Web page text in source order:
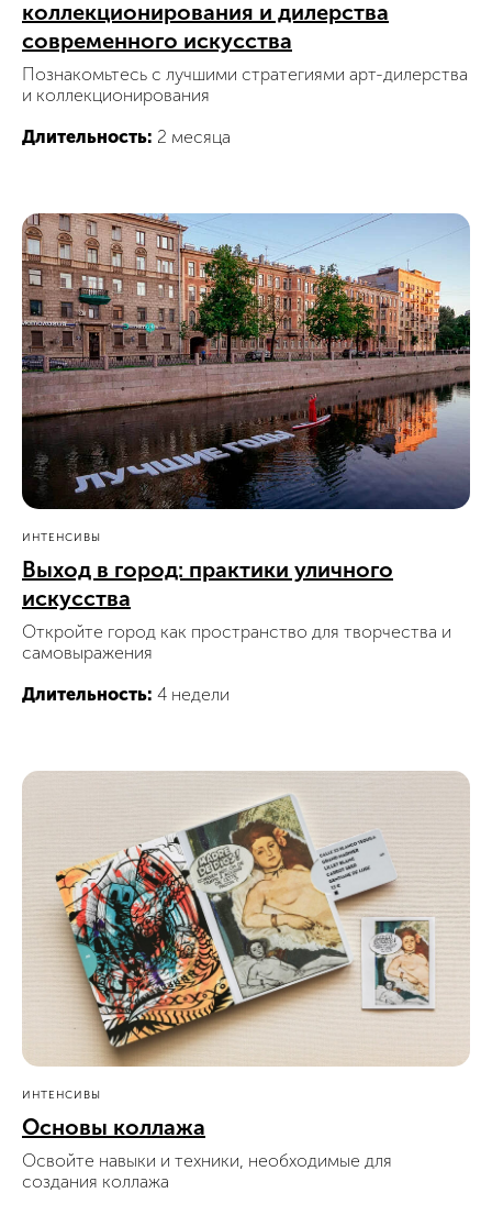
коллекционирования и дилерства
современного искусства
Познакомьтесь с лучшими стратегиями арт-дилерства
и коллекционирования
Длительность: 2 месяца
ИНТЕНСИВЫ
Выход в город: практики уличного
искусства
Откройте город как пространство для творчества и
самовыражения
Длительность: 4 недели
ИНТЕНСИВЫ
Основы коллажа
Освойте навыки и техники, необходимые для
создания коллажа